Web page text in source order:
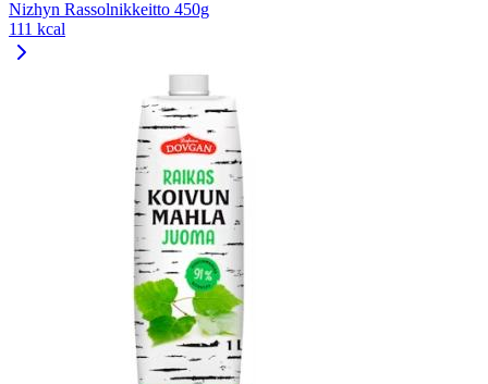
Nizhyn Rassolnikkeitto 450g
111 kcal